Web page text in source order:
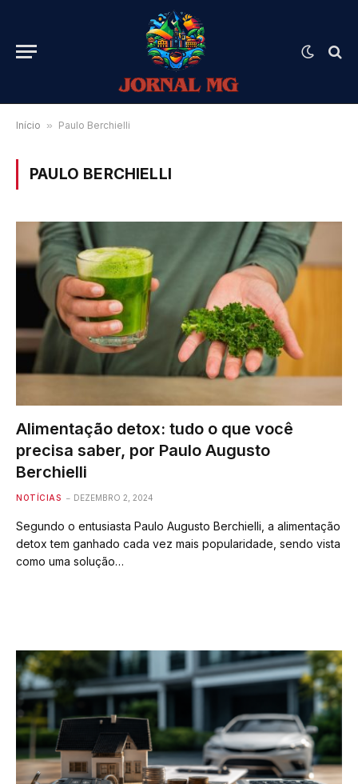
Início » Paulo Berchielli
PAULO BERCHIELLI
Alimentação detox: tudo o que você
precisa saber, por Paulo Augusto
Berchielli
NOTÍCIAS DEZEMBRO 2, 2024
Segundo o entusiasta Paulo Augusto Berchielli, a alimentação
detox tem ganhado cada vez mais popularidade, sendo vista
como uma solução…